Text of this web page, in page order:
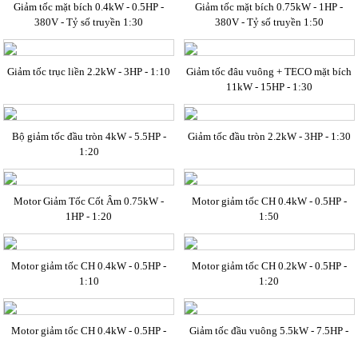
Giảm tốc mặt bích 0.4kW - 0.5HP -
380V - Tỷ số truyền 1:30
Giảm tốc mặt bích 0.75kW - 1HP -
380V - Tỷ số truyền 1:50
Giảm tốc trục liền 2.2kW - 3HP - 1:10
Giảm tốc đâu vuông + TECO mặt bích
11kW - 15HP - 1:30
Bộ giảm tốc đầu tròn 4kW - 5.5HP -
1:20
Giảm tốc đầu tròn 2.2kW - 3HP - 1:30
Motor Giảm Tốc Cốt Âm 0.75kW -
1HP - 1:20
Motor giảm tốc CH 0.4kW - 0.5HP -
1:50
Motor giảm tốc CH 0.4kW - 0.5HP -
1:10
Motor giảm tốc CH 0.2kW - 0.5HP -
1:20
Motor giảm tốc CH 0.4kW - 0.5HP -
Giảm tốc đầu vuông 5.5kW - 7.5HP -